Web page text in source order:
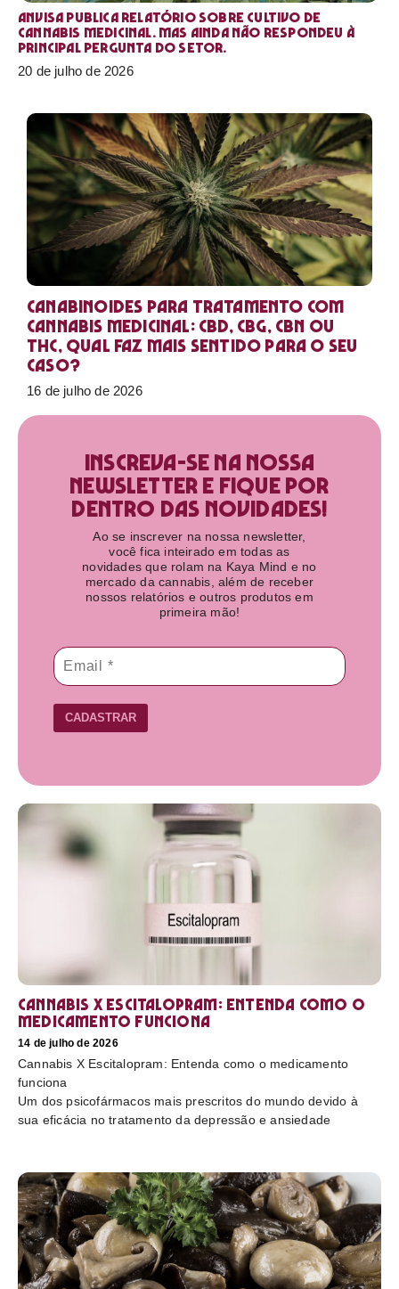
Anvisa publica relatório sobre cultivo de
Cannabis medicinal. Mas ainda não respondeu à
principal pergunta do setor.
20 de julho de 2026
Canabinoides para tratamento com
cannabis medicinal: CBD, CBG, CBN ou
THC, qual faz mais sentido para o seu
caso?
16 de julho de 2026
Inscreva-se na nossa
newsletter e fique por
dentro das novidades!​
Ao se inscrever na nossa newsletter,
você fica inteirado em todas as
novidades que rolam na Kaya Mind e no
mercado da cannabis, além de receber
nossos relatórios e outros produtos em
primeira mão!
CADASTRAR
Cannabis X Escitalopram: Entenda como o
medicamento funciona
14 de julho de 2026
Cannabis X Escitalopram: Entenda como o medicamento
funciona
Um dos psicofármacos mais prescritos do mundo devido à
sua eficácia no tratamento da depressão e ansiedade